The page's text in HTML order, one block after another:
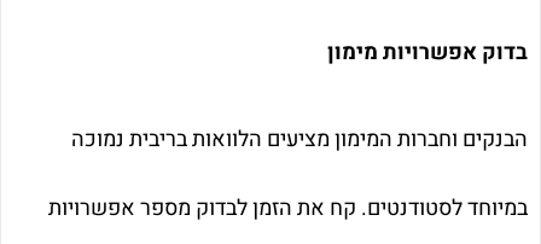
בדוק אפשרויות מימון
הבנקים וחברות המימון מציעים הלוואות בריבית נמוכה
במיוחד לסטודנטים. קח את הזמן לבדוק מספר אפשרויות